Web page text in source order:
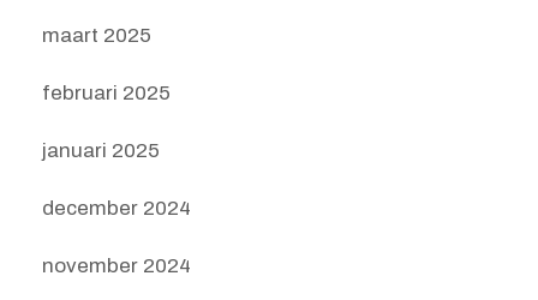
maart 2025
februari 2025
januari 2025
december 2024
november 2024